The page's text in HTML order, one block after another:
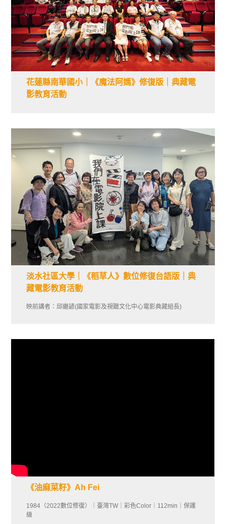
花蓮縣南華國小｜《魔法阿媽》修復版｜典藏電
影教育活動
淡水社區大學｜《稻草人》數位修復台語版｜典
藏電影教育活動
映前講者：邱繼諺(國家電影及視聽文化中心電影典藏組長)
《油麻菜籽》Ah Fei
1984（2022數位修復）｜臺灣TW｜彩色Color｜112min｜保護
級